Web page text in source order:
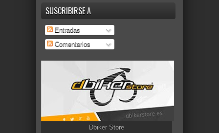
SUSCRIBIRSE A
Entradas
Comentarios
Dbiker Store